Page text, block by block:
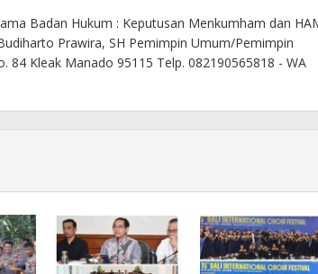
Badan Hukum : Keputusan Menkumham dan
Prawira, SH Pemimpin Umum/Pemimpin
84 Kleak Manado 95115 Telp. 082190565818 - WA